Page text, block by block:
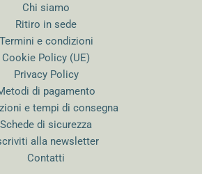
Chi siamo
Ritiro in sede
Termini e condizioni
Cookie Policy (UE)
Privacy Policy
di pagamento
e tempi di consegna
Schede di sicurezza
alla newsletter
Contatti